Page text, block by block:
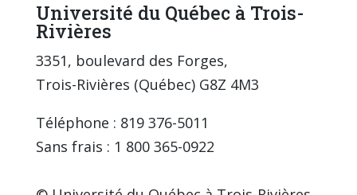
Université du Québec à Trois-
Rivières
3351, boulevard des Forges,
Trois-Rivières (Québec) G8Z 4M3
Téléphone : 819 376-5011
Sans frais : 1 800 365-0922